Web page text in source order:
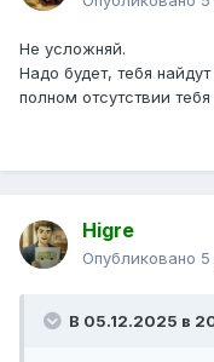
Не усложняй.
Надо будет, тебя
полном отсутствии
Higre
Опубликовано
В 05.12.2025 в